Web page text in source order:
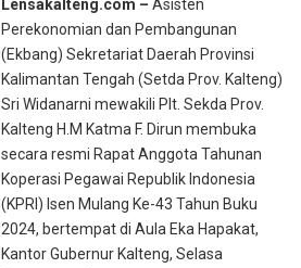
Lensakalteng.com – Asisten
Perekonomian dan Pembangunan
(Ekbang) Sekretariat Daerah Provinsi
Kalimantan Tengah (Setda Prov. Kalteng)
Sri Widanarni mewakili Plt. Sekda Prov.
Kalteng H.M Katma F. Dirun membuka
secara resmi Rapat Anggota Tahunan
Koperasi Pegawai Republik Indonesia
(KPRI) Isen Mulang Ke-43 Tahun Buku
2024, bertempat di Aula Eka Hapakat,
Kantor Gubernur Kalteng, Selasa